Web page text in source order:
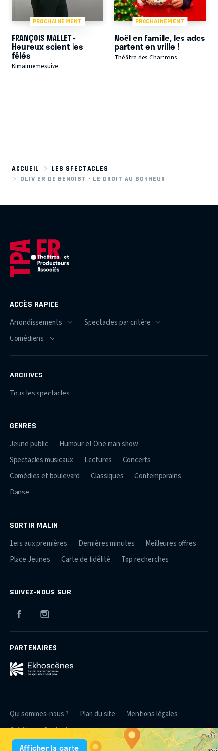
PROCHAINEMENT
FRANÇOIS MALLET -
Heureux soient les
fêlés
Kimaimemesuive
PROCHAINEMENT
Noël en famille, les ados
partent en vrille !
Théâtre des Chartrons
ACCUEIL
LES SPECTACLES
OLIVIER DE BENOIST - LE DROIT AU BONHEUR
ACCÈS RAPIDE
ARCHIVES
Tous les spectacles
GENRES
Jeune public
Humour et One man show
Spectacles musicaux
Lectures
Concerts
Comédies et boulevard
Classiques
Contemporains
Danse
SORTIR MALIN
1ers aux premières Dernières minutes
Meilleures offres
Place Jeunes
Carte de fidélité Top recherches
SUIVEZ-NOUS SUR
Facebook
PARTENAIRES
Qui sommes-nous ? Plan du site
Mentions légales
Crédits
Contact
Afficher la carte